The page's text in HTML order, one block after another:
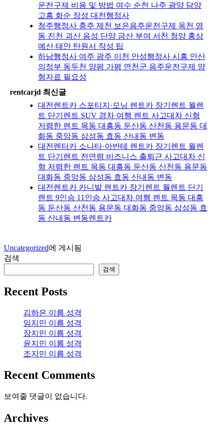
운전구제 비용 및 방법 여수 순천 나주 광양 담양
고흥 화순 장성 대전행정사
청주행정사 충주 제천 보은음주운전구제 옥천 영
동 진천 괴산 음성 단양 금산 부여 서천 청양 홍상
예산 태안 탄원서 작성 팁
하남행정사 여주 광주 이천 안성행정사 시흥 안산
의정부 동두천 양평 가평 연천군 음주운전구제 양
형자료 필요성
rentcarjd 최신글
대전렌트카 스포티지·모닝 렌트카 장기렌트 월렌
트 단기렌트 SUV 경차 여행 렌트 사고대차 신형
저렴한 렌트 목동 대흥동 둔산동 산천동 용문동 대
화동 중앙동 삼성동 효동 산내동 변동
대전렌터카 소나타·아반테 렌트카 장기렌트 월렌
트 단기렌트 전연령 비즈니스 출퇴근 사고대차 신
형 저렴한 렌트 목동 대흥동 둔산동 산천동 용문동
대화동 중앙동 삼성동 효동 산내동 변동
대전렌트카 카니발 렌트카 장기렌트 월렌트 단기
렌트 9인승 11인승 사고대차 여행 렌트 목동 대흥
동 둔산동 산천동 용문동 대화동 중앙동 삼성동 효
동 산내동 변동렌트카
Uncategorized에 게시됨
검색
검색
Recent Posts
김하은 이름 성격
임지민 이름 성격
장지민 이름 성격
윤지민 이름 성격
조지민 이름 성격
Recent Comments
보여줄 댓글이 없습니다.
Archives